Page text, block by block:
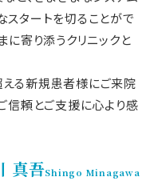
タートを切ることがで
に寄り添うクリニックと
る新規患者様にご来院
信頼とご支援に心より感
真吾Shingo Minagawa